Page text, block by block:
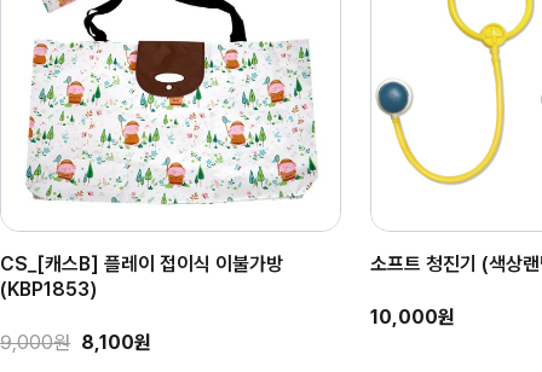
CS_[캐스B] 플레이 접이식 이불가방
(KBP1853)
9,000원 8,100원
소프트 청진기 (색상
10,000원